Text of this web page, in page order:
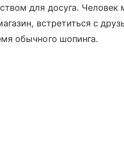
для досуга.
встретиться с
обычного шопинга.